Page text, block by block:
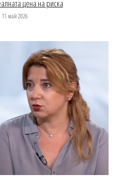
цена на риска
11 май 2026